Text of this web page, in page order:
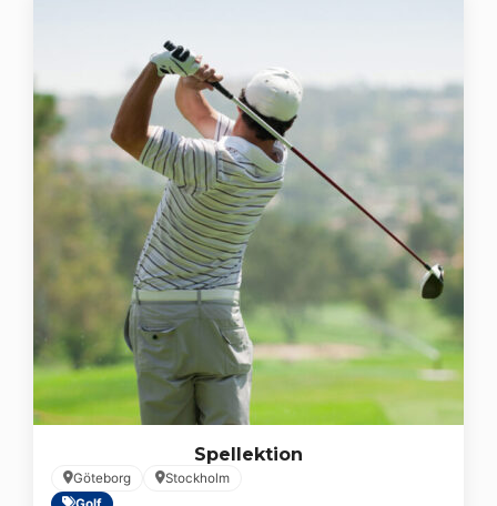
Spellektion
Göteborg
Stockholm